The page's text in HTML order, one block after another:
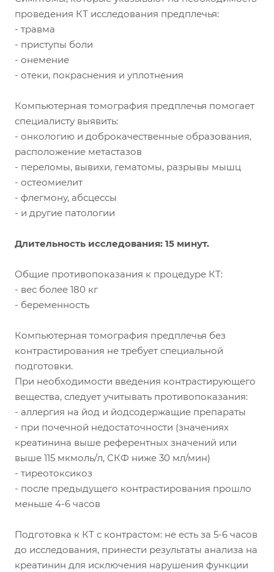
проведения КТ исследования предплечья:
- травма
- приступы боли
- онемение
- отеки, покраснения и уплотнения
Компьютерная томография предплечья помогает
специалисту выявить:
- онкологию и доброкачественные образования,
расположение метастазов
- переломы, вывихи, гематомы, разрывы мышц
- остеомиелит
- флегмону, абсцессы
- и другие патологии
Длительность исследования: 15 минут.
Общие противопоказания к процедуре КТ:
- вес более 180 кг
- беременность
Компьютерная томография предплечья без
контрастирования не требует специальной
подготовки.
При необходимости введения контрастирующего
вещества, следует учитывать противопоказания:
- аллергия на йод и йодсодержащие препараты
- при почечной недостаточности (значениях
креатинина выше референтных значений или
выше 115 мкмоль/л, СКФ ниже 30 мл/мин)
- тиреотоксикоз
- после предыдущего контрастирования прошло
меньше 4-6 часов
Подготовка к КТ с контрастом: не есть за 5-6 часов
до исследования, принести результаты анализа на
креатинин для исключения нарушения функции